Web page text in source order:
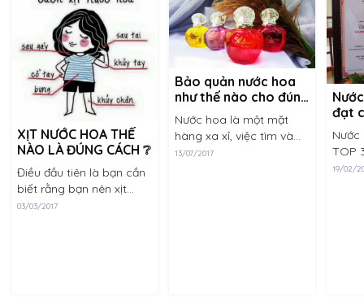
XỊT NƯỚC HOA THẾ
NÀO LÀ ĐÚNG CÁCH ❔
Điều đầu tiên là bạn cần
biết rằng bạn nên xịt
nước hoa vào những nơi
03/03/2017
Bảo quản nước hoa
như thế nào cho đúng
cách
Nước hoa là một mặt
hàng xa xỉ, việc tìm và
lựa chọn được hương
13/07/2017
đạt
TOP
19/02/